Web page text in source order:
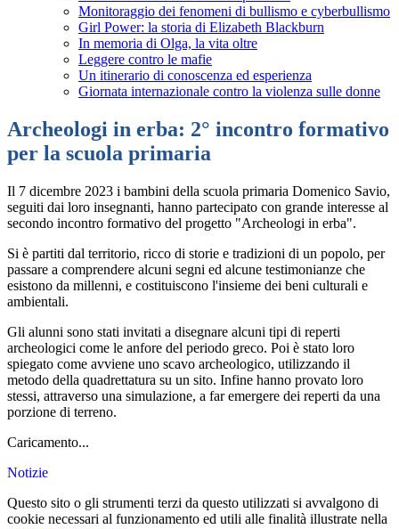
Monitoraggio dei fenomeni di bullismo e cyberbullismo
Girl Power: la storia di Elizabeth Blackburn
In memoria di Olga, la vita oltre
Leggere contro le mafie
Un itinerario di conoscenza ed esperienza
Giornata internazionale contro la violenza sulle donne
Archeologi in erba: 2° incontro formativo
per la scuola primaria
Il 7 dicembre 2023 i bambini della scuola primaria Domenico Savio,
seguiti dai loro insegnanti, hanno partecipato con grande interesse al
secondo incontro formativo del progetto "Archeologi in erba".
Si è partiti dal territorio, ricco di storie e tradizioni di un popolo, per
passare a comprendere alcuni segni ed alcune testimonianze che
esistono da millenni, e costituiscono l'insieme dei beni culturali e
ambientali.
Gli alunni sono stati invitati a disegnare alcuni tipi di reperti
archeologici come le anfore del periodo greco. Poi è stato loro
spiegato come avviene uno scavo archeologico, utilizzando il
metodo della quadrettatura su un sito. Infine hanno provato loro
stessi, attraverso una simulazione, a far emergere dei reperti da una
porzione di terreno.
Caricamento...
Notizie
Questo sito o gli strumenti terzi da questo utilizzati si avvalgono di
cookie necessari al funzionamento ed utili alle finalità illustrate nella